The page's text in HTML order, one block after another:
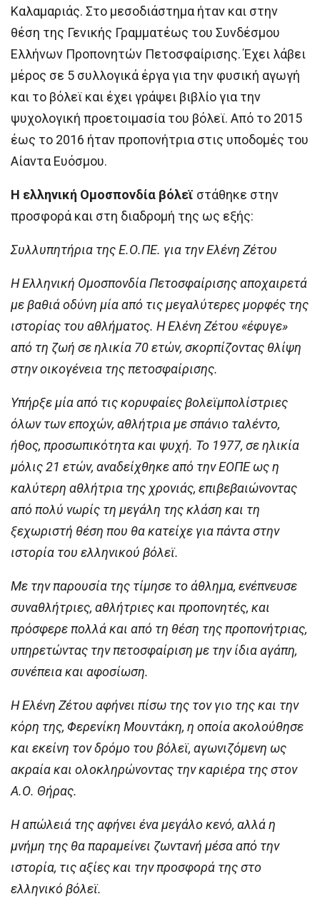
Καλαμαριάς. Στο μεσοδιάστημα ήταν και στην
θέση της Γενικής Γραμματέως του Συνδέσμου
Ελλήνων Προπονητών Πετοσφαίρισης. Έχει λάβει
μέρος σε 5 συλλογικά έργα για την φυσική αγωγή
και το βόλεϊ και έχει γράψει βιβλίο για την
ψυχολογική προετοιμασία του βόλεϊ. Από το 2015
έως το 2016 ήταν προπονήτρια στις υποδομές του
Αίαντα Ευόσμου.
Η ελληνική Ομοσπονδία βόλεϊ στάθηκε στην
προσφορά και στη διαδρομή της ως εξής:
Συλλυπητήρια της Ε.Ο.ΠΕ. για την Ελένη Ζέτου
Η Ελληνική Ομοσπονδία Πετοσφαίρισης αποχαιρετά
με βαθιά οδύνη μία από τις μεγαλύτερες μορφές της
ιστορίας του αθλήματος. Η Ελένη Ζέτου «έφυγε»
από τη ζωή σε ηλικία 70 ετών, σκορπίζοντας θλίψη
στην οικογένεια της πετοσφαίρισης.
Υπήρξε μία από τις κορυφαίες βολεϊμπολίστριες
όλων των εποχών, αθλήτρια με σπάνιο ταλέντο,
ήθος, προσωπικότητα και ψυχή. Το 1977, σε ηλικία
μόλις 21 ετών, αναδείχθηκε από την ΕΟΠΕ ως η
καλύτερη αθλήτρια της χρονιάς, επιβεβαιώνοντας
από πολύ νωρίς τη μεγάλη της κλάση και τη
ξεχωριστή θέση που θα κατείχε για πάντα στην
ιστορία του ελληνικού βόλεϊ.
Με την παρουσία της τίμησε το άθλημα, ενέπνευσε
συναθλήτριες, αθλήτριες και προπονητές, και
πρόσφερε πολλά και από τη θέση της προπονήτριας,
υπηρετώντας την πετοσφαίριση με την ίδια αγάπη,
συνέπεια και αφοσίωση.
Η Ελένη Ζέτου αφήνει πίσω της τον γιο της και την
κόρη της, Φερενίκη Μουντάκη, η οποία ακολούθησε
και εκείνη τον δρόμο του βόλεϊ, αγωνιζόμενη ως
ακραία και ολοκληρώνοντας την καριέρα της στον
Α.Ο. Θήρας.
Η απώλειά της αφήνει ένα μεγάλο κενό, αλλά η
μνήμη της θα παραμείνει ζωντανή μέσα από την
ιστορία, τις αξίες και την προσφορά της στο
ελληνικό βόλεϊ.